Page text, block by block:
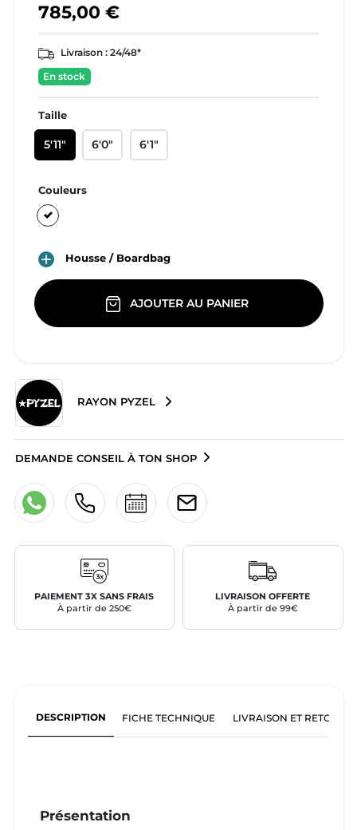
785,00 €
Livraison : 24/48*
En stock
Taille
5'11" 6'0" 6'1"
Couleurs
Blanc
 Housse / Boardbag
AJOUTER AU PANIER
RAYON PYZEL
DEMANDE CONSEIL À TON SHOP
PAIEMENT 3X SANS FRAIS
À partir de 250€
LIVRAISON OFFERTE
À partir de 99€
DESCRIPTION FICHE TECHNIQUE LIVRAISON ET RETOURS
Présentation